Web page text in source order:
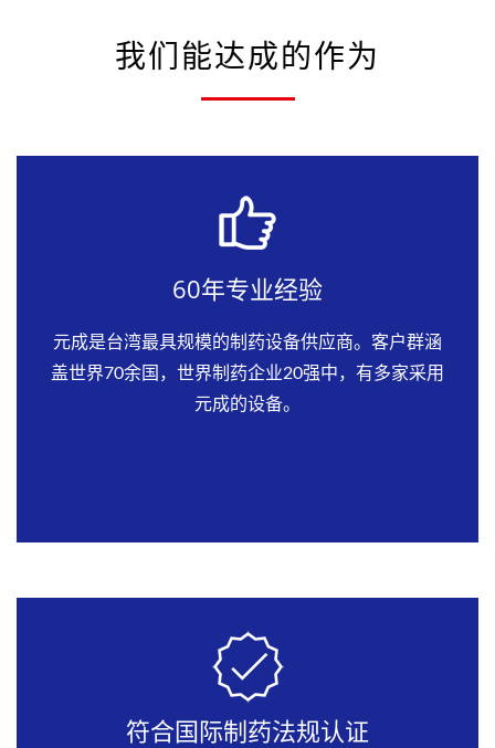
我们能达成的作为
60年专业经验
元成是台湾最具规模的制药设备供应商。客户群涵
盖世界70余国，世界制药企业20强中，有多家采用
元成的设备。
符合国际制药法规认证